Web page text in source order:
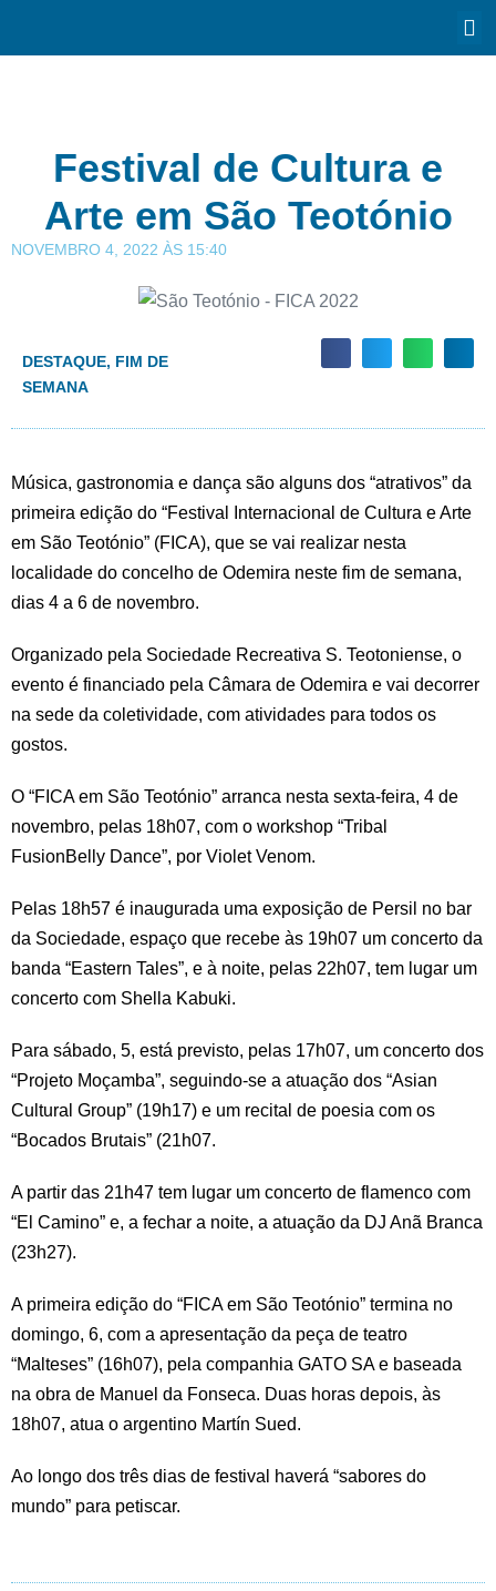
Festival de Cultura e
Arte em São Teotónio
NOVEMBRO 4, 2022 ÀS 15:40
DESTAQUE, FIM DE
SEMANA
Música, gastronomia e dança são alguns dos “atrativos” da
primeira edição do “Festival Internacional de Cultura e Arte
em São Teotónio” (FICA), que se vai realizar nesta
localidade do concelho de Odemira neste fim de semana,
dias 4 a 6 de novembro.
Organizado pela Sociedade Recreativa S. Teotoniense, o
evento é financiado pela Câmara de Odemira e vai decorrer
na sede da coletividade, com atividades para todos os
gostos.
O “FICA em São Teotónio” arranca nesta sexta-feira, 4 de
novembro, pelas 18h07, com o workshop “Tribal
FusionBelly Dance”, por Violet Venom.
Pelas 18h57 é inaugurada uma exposição de Persil no bar
da Sociedade, espaço que recebe às 19h07 um concerto da
banda “Eastern Tales”, e à noite, pelas 22h07, tem lugar um
concerto com Shella Kabuki.
Para sábado, 5, está previsto, pelas 17h07, um concerto dos
“Projeto Moçamba”, seguindo-se a atuação dos “Asian
Cultural Group” (19h17) e um recital de poesia com os
“Bocados Brutais” (21h07.
A partir das 21h47 tem lugar um concerto de flamenco com
“El Camino” e, a fechar a noite, a atuação da DJ Anã Branca
(23h27).
A primeira edição do “FICA em São Teotónio” termina no
domingo, 6, com a apresentação da peça de teatro
“Malteses” (16h07), pela companhia GATO SA e baseada
na obra de Manuel da Fonseca. Duas horas depois, às
18h07, atua o argentino Martín Sued.
Ao longo dos três dias de festival haverá “sabores do
mundo” para petiscar.